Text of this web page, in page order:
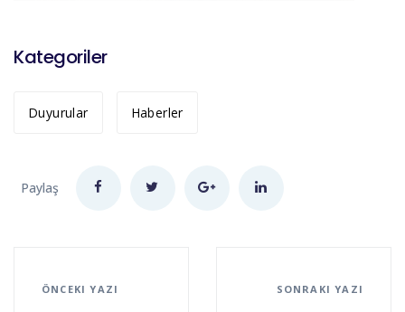
Kategoriler
Duyurular Haberler
Paylaş
ÖNCEKI YAZI SONRAKI YAZI